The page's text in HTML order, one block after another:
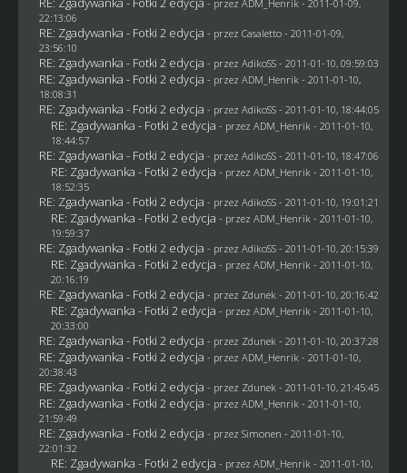
- przez ADM_Henrik - 2011-01-09,
22:13:06
RE: Zgadywanka - Fotki 2 edycja - przez Casaletto- 2011-01-09,
23:56:10
RE: Zgadywanka - Fotki 2 edycja - przez AdikoSS - 2011-01-10, 09:59:03
RE: Zgadywanka - Fotki 2 edycja - przez ADM_Henrik - 2011-01-10,
18:08:31
RE: Zgadywanka - Fotki 2 edycja - przez AdikoSS - 2011-01-10, 18:44:05
RE: Zgadywanka - Fotki 2 edycja - przez ADM_Henrik - 2011-01-10,
18:44:57
RE: Zgadywanka - Fotki 2 edycja - przez AdikoSS - 2011-01-10, 18:47:06
RE: Zgadywanka - Fotki 2 edycja - przez ADM_Henrik - 2011-01-10,
18:52:35
RE: Zgadywanka - Fotki 2 edycja - przez AdikoSS - 2011-01-10, 19:01:21
RE: Zgadywanka - Fotki 2 edycja - przez ADM_Henrik - 2011-01-10,
19:59:37
RE: Zgadywanka - Fotki 2 edycja - przez AdikoSS - 2011-01-10, 20:15:39
RE: Zgadywanka - Fotki 2 edycja - przez ADM_Henrik - 2011-01-10,
20:16:19
RE: Zgadywanka - Fotki 2 edycja - przez Zdunek - 2011-01-10, 20:16:42
RE: Zgadywanka - Fotki 2 edycja - przez ADM_Henrik - 2011-01-10,
20:33:00
RE: Zgadywanka - Fotki 2 edycja - przez Zdunek - 2011-01-10, 20:37:28
RE: Zgadywanka - Fotki 2 edycja - przez ADM_Henrik - 2011-01-10,
20:38:43
RE: Zgadywanka - Fotki 2 edycja - przez Zdunek - 2011-01-10, 21:45:45
RE: Zgadywanka - Fotki 2 edycja - przez ADM_Henrik - 2011-01-10,
21:59:49
RE: Zgadywanka - Fotki 2 edycja - przez Simonen - 2011-01-10,
22:01:32
RE: Zgadywanka - Fotki 2 edycja - przez ADM_Henrik - 2011-01-10,